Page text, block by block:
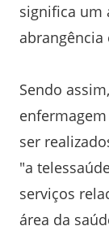
significa um
Sendo
ser
"a
serviços
área da